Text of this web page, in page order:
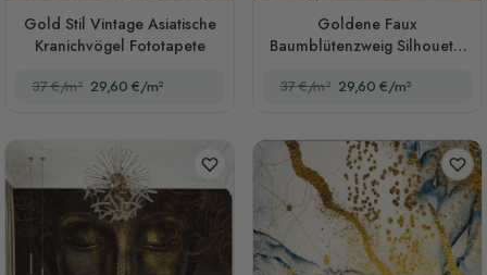
Gold Stil Vintage Asiatische
Kranichvögel Fototapete
37 €/m² 29,60 €/m²
Goldene Faux
Baumblütenzweig Silhouette
37 €/m² 29,60 €/m²